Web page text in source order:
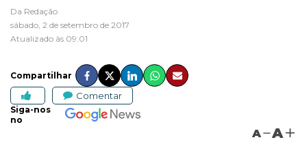
Da Redação
sábado, 2 de setembro de 2017
Atualizado às 09:01
Compartilhar
Comentar
Siga-nos
no
A A